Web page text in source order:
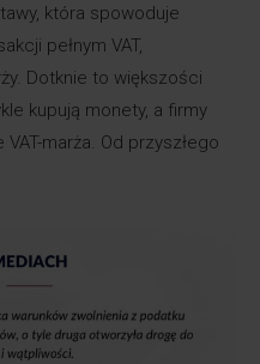
która spowoduje
pełnym VAT,
Dotknie to większości
kupują monety, a firmy
marża. Od przyszłego